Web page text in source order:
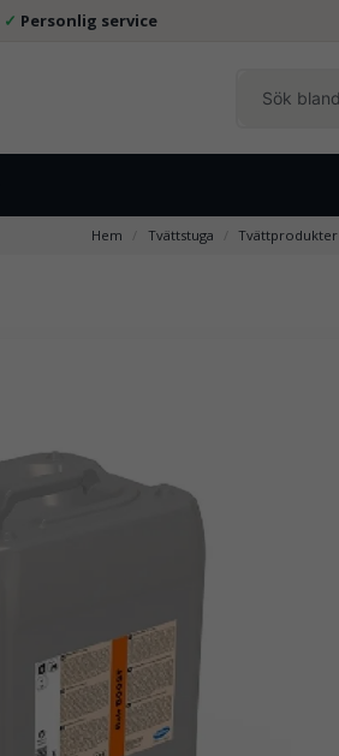
Personlig service
Hem Tvättstuga Tvättprodukter